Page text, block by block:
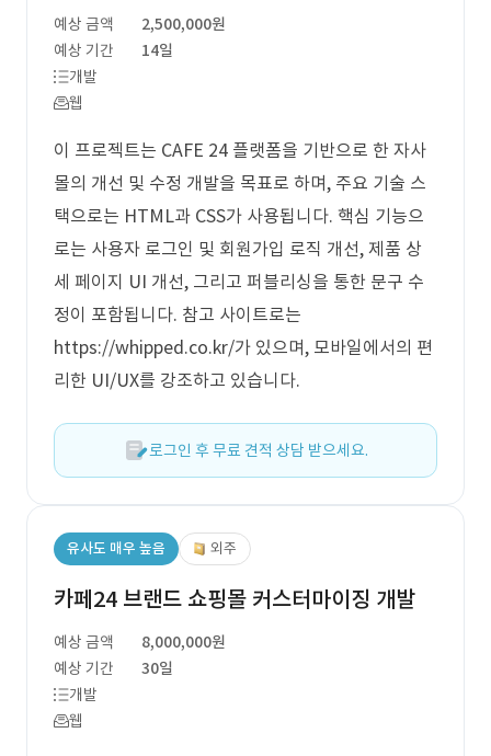
예상 금액
2,500,000원
예상 기간
14일
개발
웹
이 프로젝트는 CAFE 24 플랫폼을 기반으로 한 자사
몰의 개선 및 수정 개발을 목표로 하며, 주요 기술 스
택으로는 HTML과 CSS가 사용됩니다. 핵심 기능으
로는 사용자 로그인 및 회원가입 로직 개선, 제품 상
세 페이지 UI 개선, 그리고 퍼블리싱을 통한 문구 수
정이 포함됩니다. 참고 사이트로는
https://whipped.co.kr/가 있으며, 모바일에서의 편
리한 UI/UX를 강조하고 있습니다.
로그인 후 무료 견적 상담 받으세요.
유사도 매우 높음 외주
카페24 브랜드 쇼핑몰 커스터마이징 개발
예상 금액
8,000,000원
예상 기간
30일
개발
웹